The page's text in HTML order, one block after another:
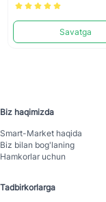
Savatga
Biz haqimizda
Smart-Mаrket haqida
Biz bilan bog'laning
Hamkorlar uchun
Tadbirkorlarga